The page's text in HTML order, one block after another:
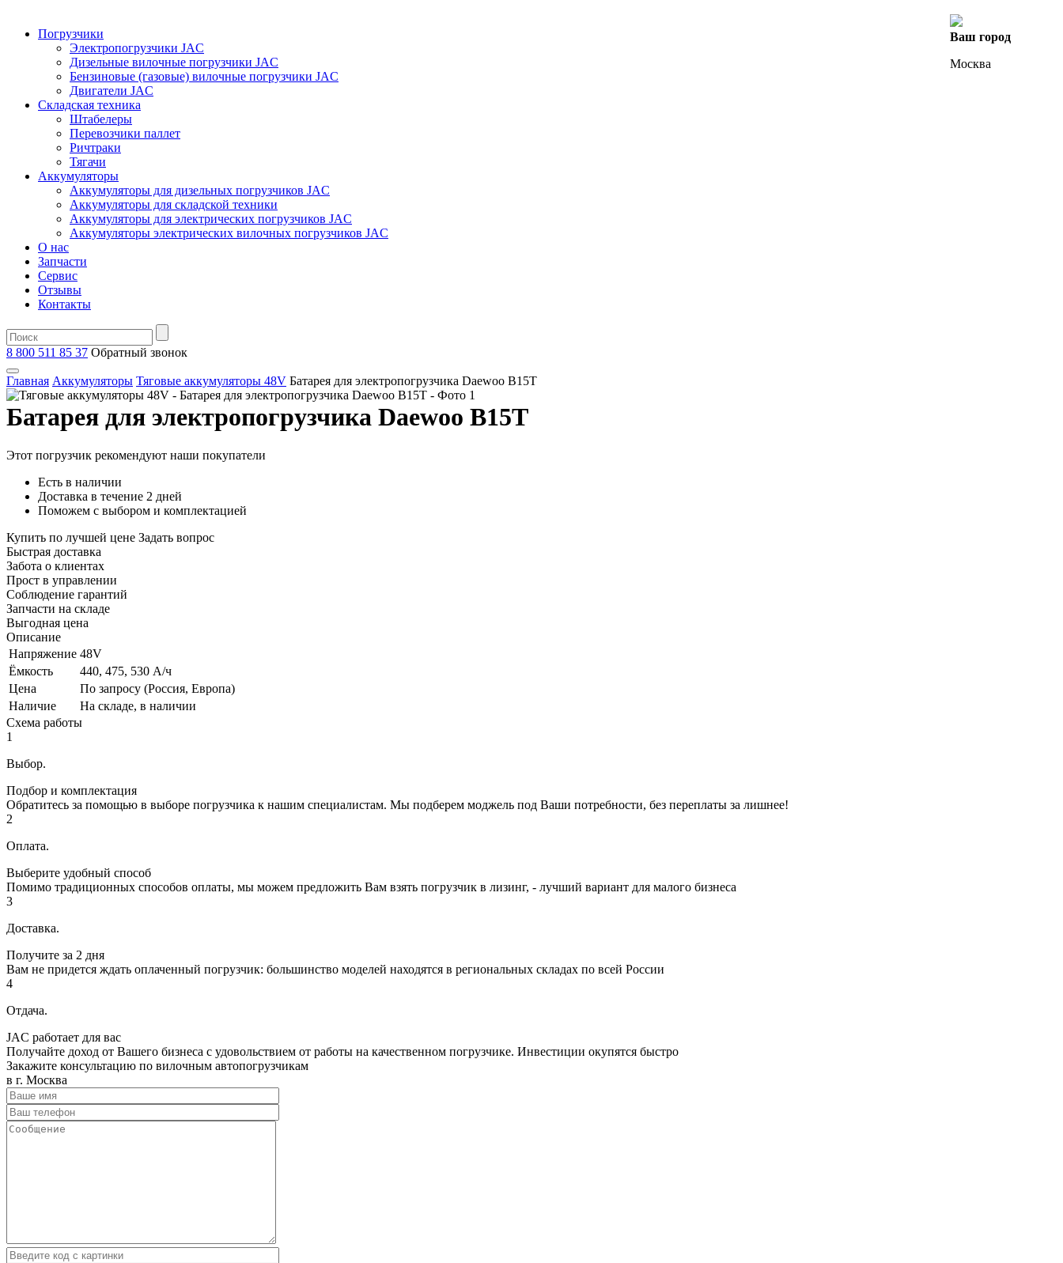
Погрузчики
Электропогрузчики JAC
Дизельные вилочные погрузчики JAC
Бензиновые (газовые) вилочные погрузчики JAC
Двигатели JAC
Складская техника
Штабелеры
Перевозчики паллет
Ричтраки
Тягачи
Аккумуляторы
Аккумуляторы для дизельных погрузчиков JAC
Аккумуляторы для складской техники
Аккумуляторы для электрических погрузчиков JAC
Аккумуляторы электрических вилочных погрузчиков JAC
О нас
Запчасти
Сервис
Отзывы
Контакты
Ваш город
Москва
8 800 511 85 37 Oбратный звонок
Главная Аккумуляторы Тяговые аккумуляторы 48V Батарея для электропогрузчика Daewoo B15T
Батарея для электропогрузчика Daewoo B15T
Этот погрузчик рекомендуют наши покупатели
Есть в наличии
Доставка в течение 2 дней
Поможем с выбором и комплектацией
Купить по лучшей цене Задать вопрос
Быстрая доставка
Забота о клиентах
Прост в управлении
Соблюдение гарантий
Запчасти на складе
Выгодная цена
Описание
Напряжение 48V
Ёмкость
440, 475, 530 А/ч
Цена
По запросу (Россия, Европа)
Наличие
На складе, в наличии
Схема работы
1
Выбор.
Подбор и комплектация
Обратитесь за помощью в выборе погрузчика к нашим специалистам. Мы подберем моджель под Ваши потребности, без переплаты за лишнее!
2
Оплата.
Выберите удобный способ
Помимо традиционных способов оплаты, мы можем предложить Вам взять погрузчик в лизинг, - лучший вариант для малого бизнеса
3
Доставка.
Получите за 2 дня
Вам не придется ждать оплаченный погрузчик: большинство моделей находятся в региональных складах по всей России
4
Отдача.
JAC работает для вас
Получайте доход от Вашего бизнеса с удовольствием от работы на качественном погрузчике. Инвестиции окупятся быстро
Закажите консультацию по вилочным автопогрузчикам
в г. Москва